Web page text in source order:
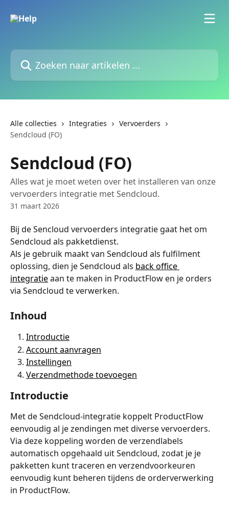
Zoeken naar artikelen ...
Alle collecties Integraties
Vervoerders
Sendcloud (FO)
Sendcloud (FO)
Alles wat je moet weten over het installeren van onze
vervoerders integratie met Sendcloud.
31 maart 2026
Bij de Sencloud vervoerders integratie gaat het om
Sendcloud als pakketdienst.
Als je gebruik maakt van Sendcloud als fulfilment
oplossing, dien je Sendcloud als back office
integratie aan te maken in ProductFlow en je orders
via Sendcloud te verwerken.
Inhoud
Introductie
Account aanvragen
Instellingen
Verzendmethode toevoegen
Introductie
Met de Sendcloud-integratie koppelt ProductFlow
eenvoudig al je zendingen met diverse vervoerders.
Via deze koppeling worden de verzendlabels
automatisch opgehaald uit Sendcloud, zodat je je
pakketten kunt traceren en verzendvoorkeuren
eenvoudig kunt beheren tijdens de orderverwerking
in ProductFlow.